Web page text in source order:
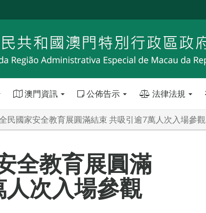
澳門資訊 公佈告示 法律法規
民國家安全教育展圓滿結束 共吸引逾7萬人次入場參觀
全教育展圓滿
次入場參觀